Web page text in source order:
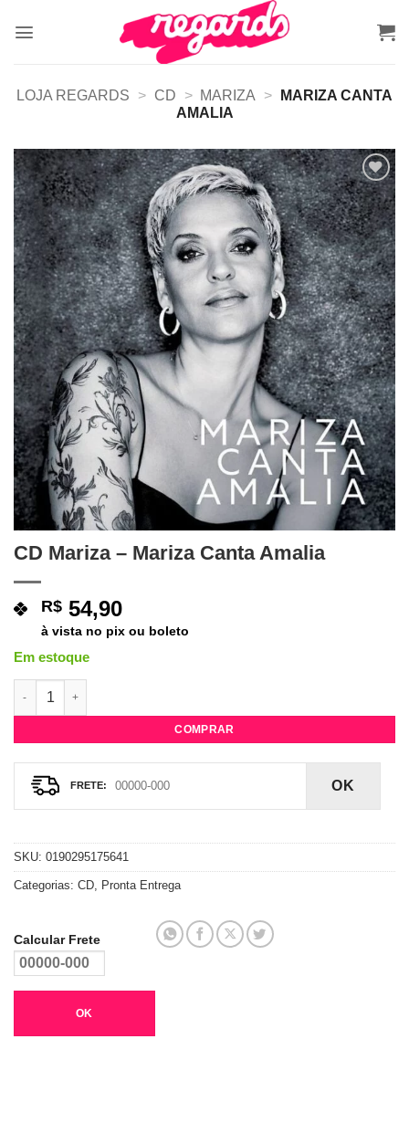
LOJA REGARDS > CD > MARIZA >
MARIZA CANTA
AMALIA
Adicionar
a lista de
desejos
CD Mariza – Mariza Canta Amalia
R$ 54,90
à vista no pix ou boleto
Em estoque
CD Mariza - Mariza Canta Amalia quantidade
COMPRAR
OK
SKU: 0190295175641
Categorias: CD Pronta Entrega
Calcular Frete
OK